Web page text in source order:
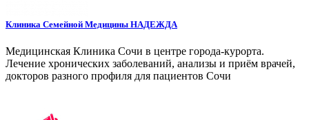
Клиника Семейной Медицины НАДЕЖДА
Медицинская Клиника Сочи в центре города-курорта.
Лечение хронических заболеваний, анализы и приём врачей,
докторов разного профиля для пациентов Сочи